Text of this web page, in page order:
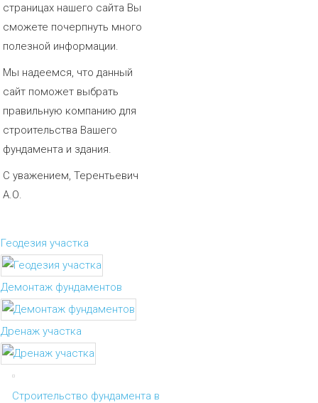
страницах нашего сайта Вы
сможете почерпнуть много
полезной информации.
Мы надеемся, что данный
сайт поможет выбрать
правильную компанию для
строительства Вашего
фундамента и здания.
С уважением, Терентьевич
А.О.
Геодезия участка
Демонтаж фундаментов
Дренаж участка
Строительство фундамента в